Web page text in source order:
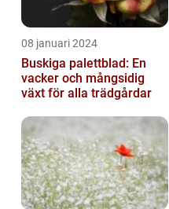
08 januari 2024
Buskiga palettblad: En
vacker och mångsidig
växt för alla trädgårdar